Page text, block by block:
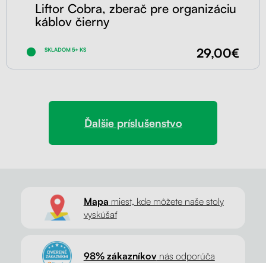
Liftor Cobra, zberač pre organizáciu
káblov čierny
SKLADOM 5+ KS 29,00€
Ďalšie príslušenstvo
Mapa miest, kde môžete naše stoly
vyskúšať
98% zákazníkovnás odporúča